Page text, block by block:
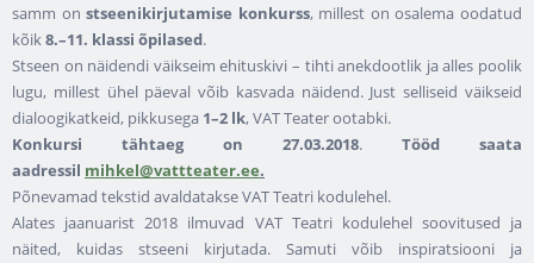
samm onstseenikirjutamise konkurss, millest on osalema oodatud
kõik8.–11. klassi õpilased.
Stseen on näidendi väikseim ehituskivi – tihti anekdootlik ja alles poolik
lugu, millest ühel päeval võib kasvada näidend. Just selliseid väikseid
dialoogikatkeid, pikkusega 1–2 lk, VAT Teater ootabki.
Konkursi tähtaeg on 27.03.2018. Tööd saata
aadressil mihkel@vattteater.ee.
Põnevamad tekstid avaldatakse VAT Teatri kodulehel.
Alates jaanuarist 2018 ilmuvad VAT Teatri kodulehel soovitused ja
näited, kuidas stseeni kirjutada. Samuti võib inspiratsiooni ja